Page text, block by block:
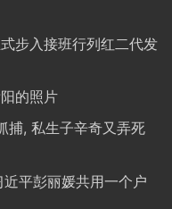
步入接班行列红二代发
的照片
捕, 私生子辛奇又弄死
平彭丽媛共用一个户